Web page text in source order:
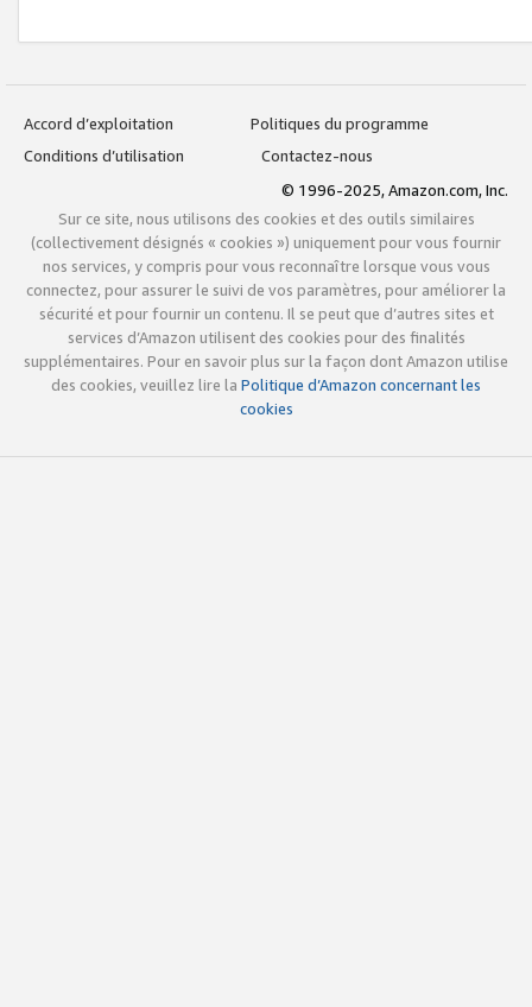
Accord d’exploitation
Politiques du programme
Conditions d’utilisation
Contactez-nous
© 1996-2025, Amazon.com, Inc.
Sur ce site, nous utilisons des cookies et des outils similaires
(collectivement désignés « cookies ») uniquement pour vous fournir
nos services, y compris pour vous reconnaître lorsque vous vous
connectez, pour assurer le suivi de vos paramètres, pour améliorer la
sécurité et pour fournir un contenu. Il se peut que d’autres sites et
services d’Amazon utilisent des cookies pour des finalités
supplémentaires. Pour en savoir plus sur la façon dont Amazon utilise
des cookies, veuillez lire la Politique d’Amazon concernant les
cookies